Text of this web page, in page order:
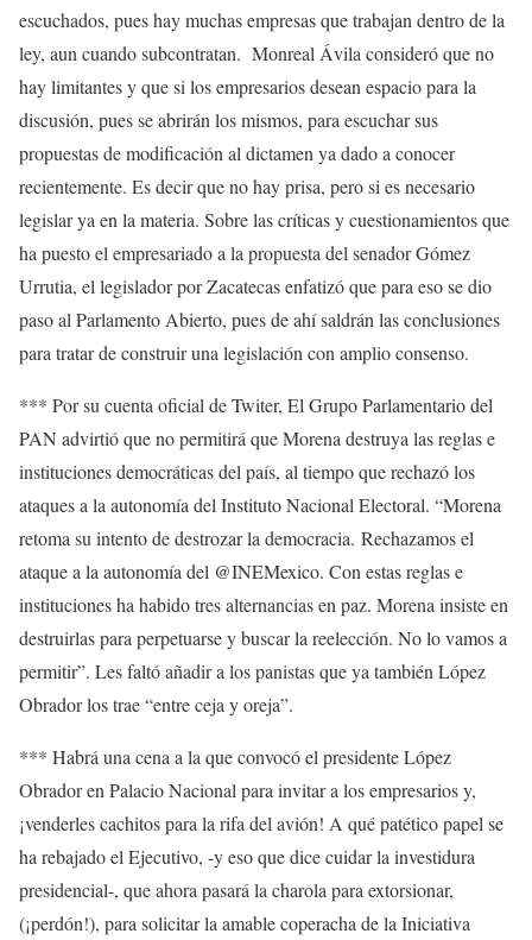
escuchados, pues hay muchas empresas que trabajan dentro de la
ley, aun cuando subcontratan. Monreal Ávila consideró que no
hay limitantes y que si los empresarios desean espacio para la
discusión, pues se abrirán los mismos, para escuchar sus
propuestas de modificación al dictamen ya dado a conocer
recientemente. Es decir que no hay prisa, pero si es necesario
legislar ya en la materia. Sobre las críticas y cuestionamientos que
ha puesto el empresariado a la propuesta del senador Gómez
Urrutia, el legislador por Zacatecas enfatizó que para eso se dio
paso al Parlamento Abierto, pues de ahí saldrán las conclusiones
para tratar de construir una legislación con amplio consenso.
*** Por su cuenta oficial de Twiter, El Grupo Parlamentario del
PAN advirtió que no permitirá que Morena destruya las reglas e
instituciones democráticas del país, al tiempo que rechazó los
ataques a la autonomía del Instituto Nacional Electoral. “Morena
retoma su intento de destrozar la democracia. Rechazamos el
ataque a la autonomía del @INEMexico. Con estas reglas e
instituciones ha habido tres alternancias en paz. Morena insiste en
destruirlas para perpetuarse y buscar la reelección. No lo vamos a
permitir”. Les faltó añadir a los panistas que ya también López
Obrador los trae “entre ceja y oreja”.
*** Habrá una cena a la que convocó el presidente López
Obrador en Palacio Nacional para invitar a los empresarios y,
¡venderles cachitos para la rifa del avión! A qué patético papel se
ha rebajado el Ejecutivo, -y eso que dice cuidar la investidura
presidencial-, que ahora pasará la charola para extorsionar,
(¡perdón!), para solicitar la amable coperacha de la Iniciativa